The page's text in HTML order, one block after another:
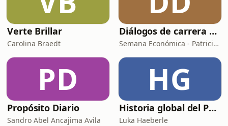
Verte Brillar
Carolina Braedt
Diálogos de carrera y del futuro
Semana Económica - Patricia Canepa
PD
Propósito Diario
Sandro Abel Ancajima Avila
HG
Historia global del Perú
Luka Haeberle